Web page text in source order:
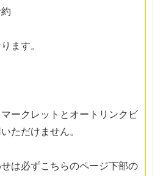
ます。
ークレットとオートリンクビ
ただけません。
は必ずこちらのページ下部の